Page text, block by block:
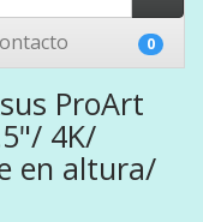
0
ProArt
4K/
en altura/